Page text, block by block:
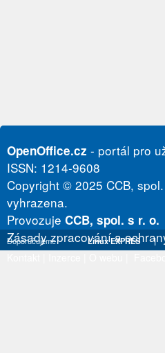
OpenOffice.cz - portál pro
ISSN: 1214-9608
Copyright © 2025 CCB,
vyhrazena.
Provozuje CCB, spol. s r. o.
Zásady zpracování a
Doporučujeme Linux EXPRES |